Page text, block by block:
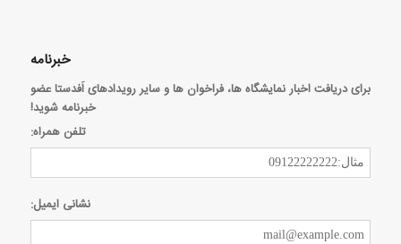
خبرنامه
برای دریافت اخبار نمایشگاه ها، فراخوان ها و سایر رویدادهای اَفدستا عضو
خبرنامه شوید!
تلفن همراه:
نشانی ایمیل: